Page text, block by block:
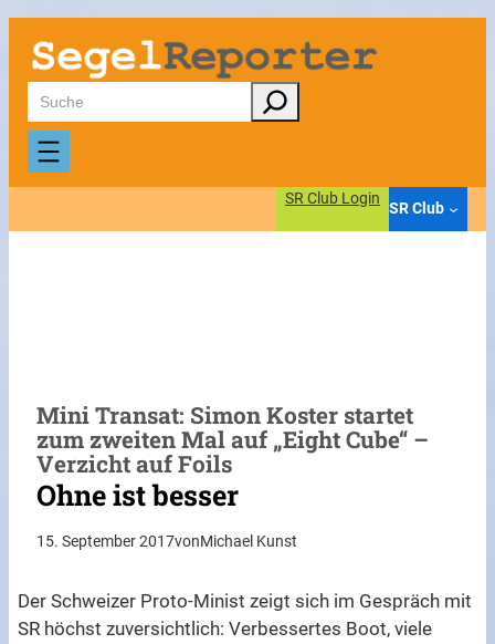
Zum
Inhalt
springen
Suchen
SR Club Login
SR Club
Mini Transat: Simon Koster startet
zum zweiten Mal auf „Eight Cube“ –
Verzicht auf Foils
Ohne ist besser
15. September 2017vonMichael Kunst
Der Schweizer Proto-Minist zeigt sich im Gespräch mit
SR höchst zuversichtlich: Verbessertes Boot, viele